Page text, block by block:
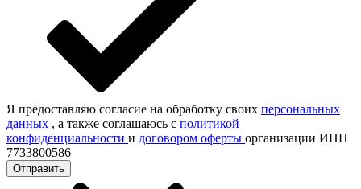
Я предоставляю согласие на обработку своих персональных
данных , а также соглашаюсь с политикой
конфиденциальности и договором оферты организации ИНН
7733800586
Отправить